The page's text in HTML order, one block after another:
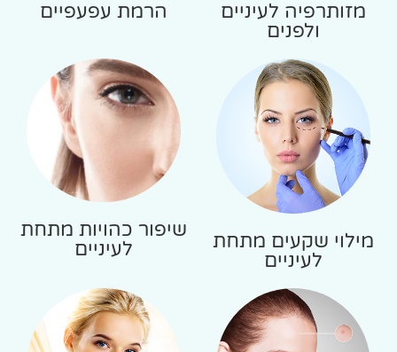
מזותרפיה לעיניים
ולפנים
הרמת עפעפיים
מילוי שקעים מתחת
לעיניים
שיפור כהויות מתחת
לעיניים